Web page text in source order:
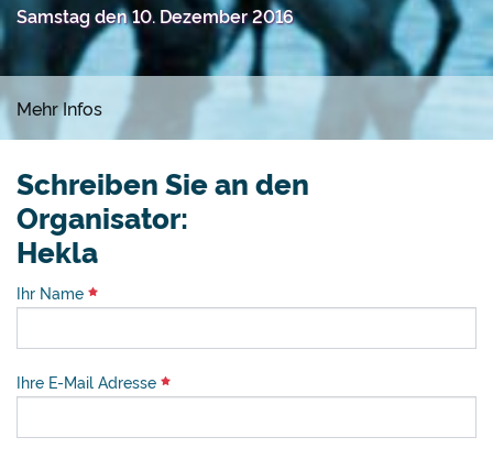
Samstag den 10. Dezember 2016
Mehr Infos
Schreiben Sie an den
Organisator:
Hekla
Ihr Name
Ihre E-Mail Adresse